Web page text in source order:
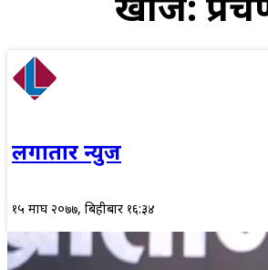
लगातार न्युज
१५ माघ २०७७, बिहीबार १६:३४